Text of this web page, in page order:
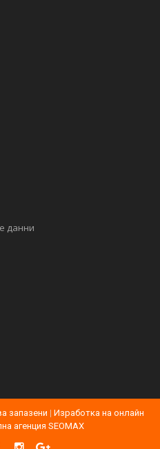
данни
запазени | Изработка на онлайн
агенция SEOMAX